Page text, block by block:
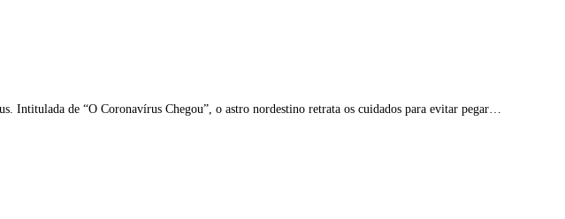
Intitulada de “O Coronavírus Chegou”, o astro nordestino retrata os cuidados para evitar pegar…